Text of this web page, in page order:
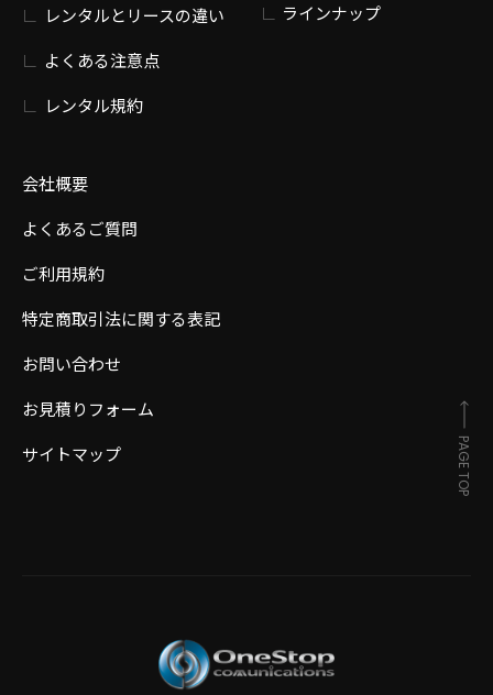
レンタルとリースの違い
よくある注意点
レンタル規約
会社概要
よくあるご質問
ご利用規約
特定商取引法に関する表記
お問い合わせ
お見積りフォーム
サイトマップ
ラインナップ
PAGE TOP